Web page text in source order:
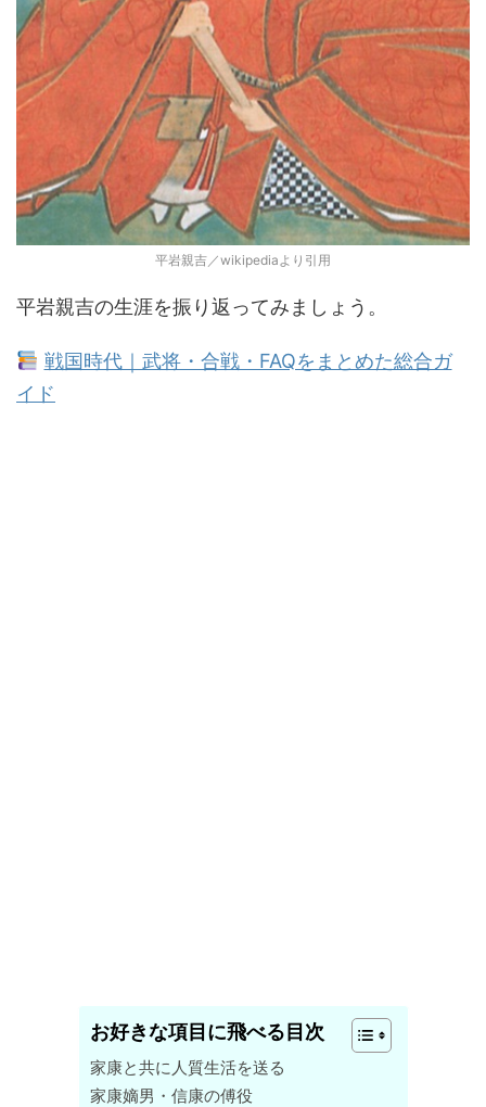
平岩親吉／wikipediaより引用
平岩親吉の生涯を振り返ってみましょう。
戦国時代｜武将・合戦・FAQをまとめた総合ガ
イド
お好きな項目に飛べる目次
家康と共に人質生活を送る
家康嫡男・信康の傅役